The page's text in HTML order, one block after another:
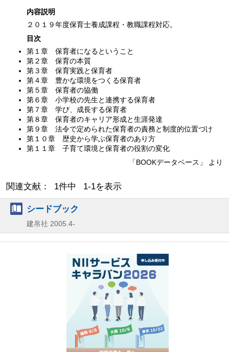
内容説明
２０１９年度保育士養成課程・教職課程対応。
目次
第１章 保育者になるということ
第２章 保育の本質
第３章 保育実践と保育者
第４章 豊かな環境をつくる保育者
第５章 保育者の協働
第６章 小学校の先生と連携する保育者
第７章 学び、成長する保育者
第８章 保育者のキャリア形成と生涯発達
第９章 法令で定められた保育者の責務と制度的位置づけ
第１０章 歴史から学ぶ保育者のあり方
第１１章 子育て環境と保育者の役割の変化
「BOOKデータベース」 より
関連文献： 1件中 1-1を表示
シードブック
建帛社 2005.4-